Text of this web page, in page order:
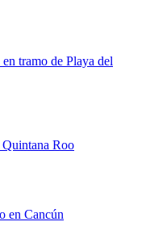
tramo de Playa del
Quintana Roo
en Cancún